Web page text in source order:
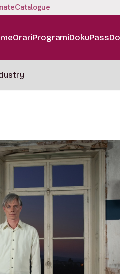
Catalogue
OrariProgramiDokuPass